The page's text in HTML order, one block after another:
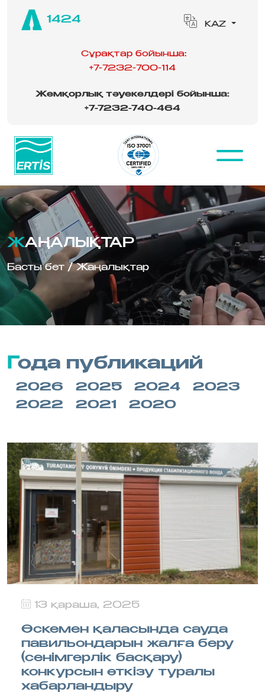
1424 KAZ
Сұрақтар бойынша:
+7-7232-700-114
Жемқорлық тәуекелдері бойынша:‪
+7-7232-740-464
ЖАҢАЛЫҚТАР
Басты бет / Жаңалықтар
Года публикаций
2026 2025 2024
2023
2022
2021 2020
13 қараша, 2025
Өскемен қаласында сауда
павильондарын жалға беру
(сенімгерлік басқару)
конкурсын өткізу туралы
хабарландыру